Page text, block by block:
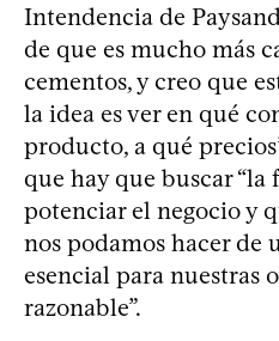
Intendencia de
de que es mucho más
cementos, y creo que
la idea es ver en qué
producto, a qué
que hay que buscar
potenciar el negocio y
nos podamos hacer de
esencial para nuestras
razonable”.